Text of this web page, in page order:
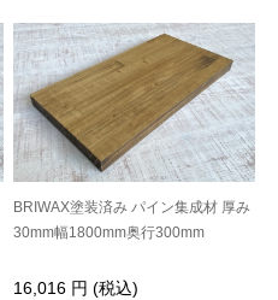
BRIWAX塗装済み パイン集成材 厚み
30mm幅1800mm奥行300mm
16,016 円 (税込)